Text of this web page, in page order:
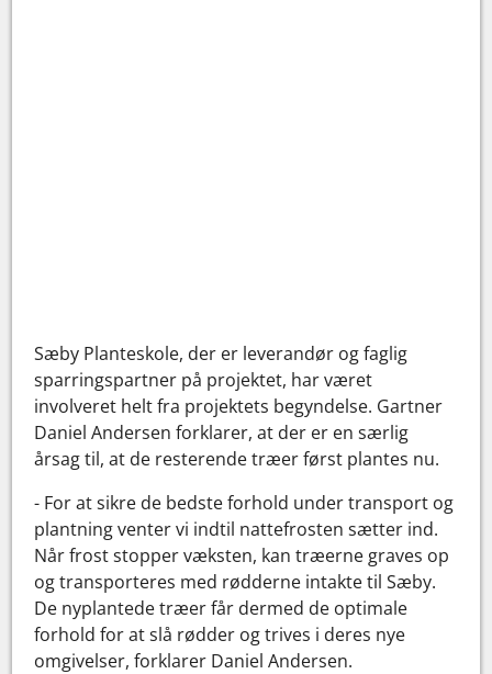
Sæby Planteskole, der er leverandør og faglig
sparringspartner på projektet, har været
involveret helt fra projektets begyndelse. Gartner
Daniel Andersen forklarer, at der er en særlig
årsag til, at de resterende træer først plantes nu.
- For at sikre de bedste forhold under transport og
plantning venter vi indtil nattefrosten sætter ind.
Når frost stopper væksten, kan træerne graves op
og transporteres med rødderne intakte til Sæby.
De nyplantede træer får dermed de optimale
forhold for at slå rødder og trives i deres nye
omgivelser, forklarer Daniel Andersen.